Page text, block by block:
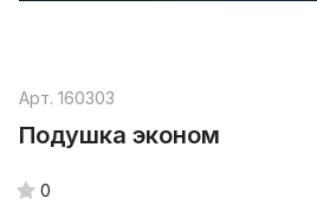
Арт. 160303
Подушка эконом
0